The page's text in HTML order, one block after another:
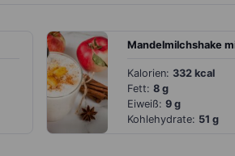
Kalorien: 332 kcal
Fett: 8 g
Eiweiß: 9 g
Kohlehydrate: 51 g